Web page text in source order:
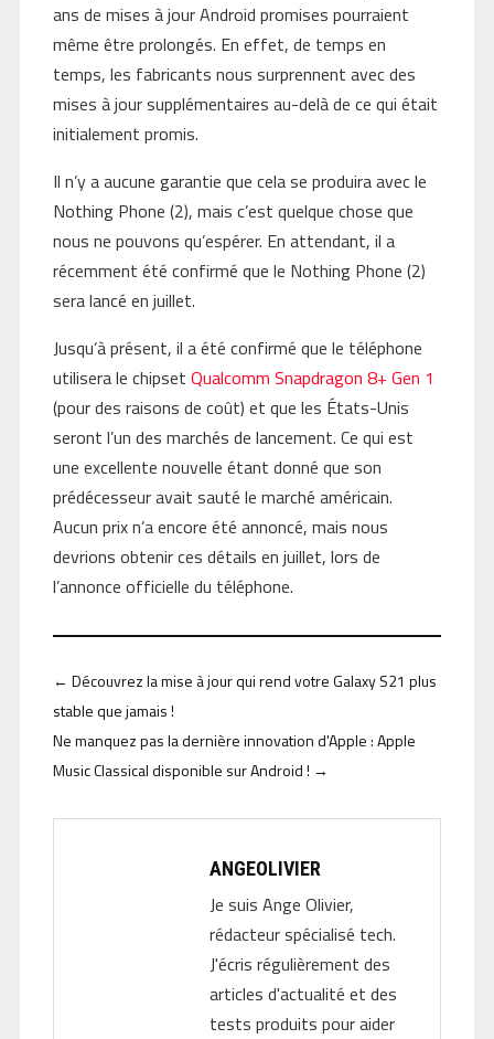
ans de mises à jour Android promises pourraient
même être prolongés. En effet, de temps en
temps, les fabricants nous surprennent avec des
mises à jour supplémentaires au-delà de ce qui était
initialement promis.
Il n’y a aucune garantie que cela se produira avec le
Nothing Phone (2), mais c’est quelque chose que
nous ne pouvons qu’espérer. En attendant, il a
récemment été confirmé que le Nothing Phone (2)
sera lancé en juillet.
Jusqu’à présent, il a été confirmé que le téléphone
utilisera le chipset Qualcomm Snapdragon 8+ Gen 1
(pour des raisons de coût) et que les États-Unis
seront l’un des marchés de lancement. Ce qui est
une excellente nouvelle étant donné que son
prédécesseur avait sauté le marché américain.
Aucun prix n’a encore été annoncé, mais nous
devrions obtenir ces détails en juillet, lors de
l’annonce officielle du téléphone.
← Découvrez la mise à jour qui rend votre Galaxy S21 plus
stable que jamais !
Ne manquez pas la dernière innovation d'Apple : Apple
Music Classical disponible sur Android ! →
ANGEOLIVIER
Je suis Ange Olivier,
rédacteur spécialisé tech.
J'écris régulièrement des
articles d'actualité et des
tests produits pour aider